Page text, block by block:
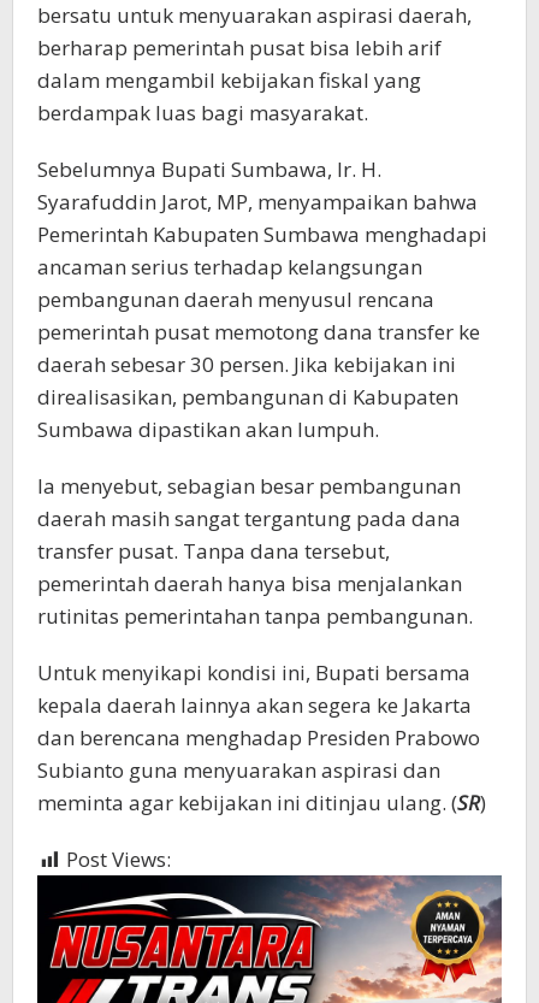
bersatu untuk menyuarakan aspirasi daerah,
berharap pemerintah pusat bisa lebih arif
dalam mengambil kebijakan fiskal yang
berdampak luas bagi masyarakat.
Sebelumnya Bupati Sumbawa, Ir. H.
Syarafuddin Jarot, MP, menyampaikan bahwa
Pemerintah Kabupaten Sumbawa menghadapi
ancaman serius terhadap kelangsungan
pembangunan daerah menyusul rencana
pemerintah pusat memotong dana transfer ke
daerah sebesar 30 persen. Jika kebijakan ini
direalisasikan, pembangunan di Kabupaten
Sumbawa dipastikan akan lumpuh.
Ia menyebut, sebagian besar pembangunan
daerah masih sangat tergantung pada dana
transfer pusat. Tanpa dana tersebut,
pemerintah daerah hanya bisa menjalankan
rutinitas pemerintahan tanpa pembangunan.
Untuk menyikapi kondisi ini, Bupati bersama
kepala daerah lainnya akan segera ke Jakarta
dan berencana menghadap Presiden Prabowo
Subianto guna menyuarakan aspirasi dan
meminta agar kebijakan ini ditinjau ulang. (SR)
Post Views: